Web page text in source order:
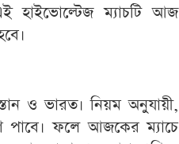
হাইভোল্টেজ ম্যাচটি আজ
ও ভারত। নিয়ম অনুযায়ী,
পাবে। ফলে আজকের ম্যাচে